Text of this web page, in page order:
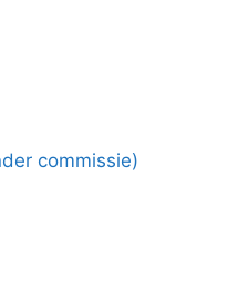
commissie)